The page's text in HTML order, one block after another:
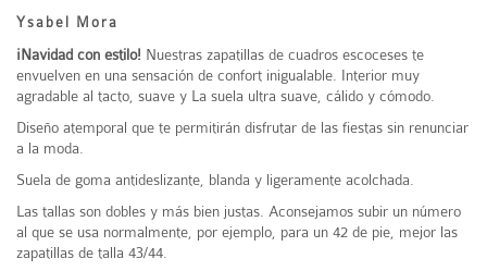
Ysabel Mora
¡Navidad con estilo! Nuestras zapatillas de cuadros escoceses te
envuelven en una sensación de confort inigualable. Interior muy
agradable al tacto, suave y La suela ultra suave, cálido y cómodo.
Diseño atemporal que te permitirán disfrutar de las fiestas sin renunciar
a la moda.
Suela de goma antideslizante, blanda y ligeramente acolchada.
Las tallas son dobles y más bien justas. Aconsejamos subir un número
al que se usa normalmente, por ejemplo, para un 42 de pie, mejor las
zapatillas de talla 43/44.